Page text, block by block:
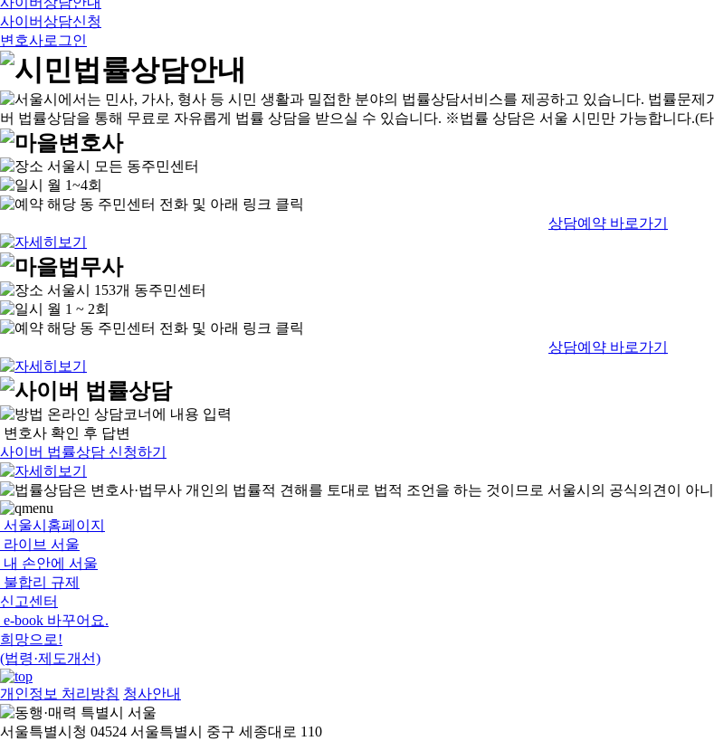
사이버상담신청
변호사로그인
서울시 모든 동주민센터
월 1~4회
해당 동 주민센터 전화 및 아래 링크 클릭
상담예약 바로가기
서울시 153개 동주민센터
월 1 ~ 2회
해당 동 주민센터 전화 및 아래 링크 클릭
상담예약 바로가기
온라인 상담코너에 내용 입력
변호사 확인 후 답변
사이버 법률상담 신청하기
서울시홈페이지
라이브 서울
내 손안에 서울
불합리 규제
신고센터
e-book 바꾸어요.
희망으로!
(법령·제도개선)
개인정보 처리방침 청사안내
서울특별시청 04524 서울특별시 중구 세종대로 110